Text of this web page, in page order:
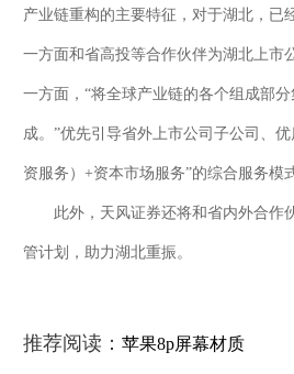
产业链重构的主要特征，对于湖北，已
一方面和省高投等合作伙伴为湖北上市
一方面，“将全球产业链的各个组成部
成。”优先引导省外上市公司子公司、
资服务）+资本市场服务”的综合服务模
此外，天风证券还将和省内外合作
管计划，助力湖北重振。
推荐阅读： 苹果8p屏幕材质